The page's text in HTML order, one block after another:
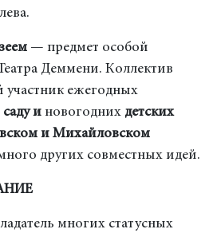
— предмет особой
Деммени. Коллектив
ежегодных
и новогодних детских
и Михайловском
других совместных идей.
многих статусных